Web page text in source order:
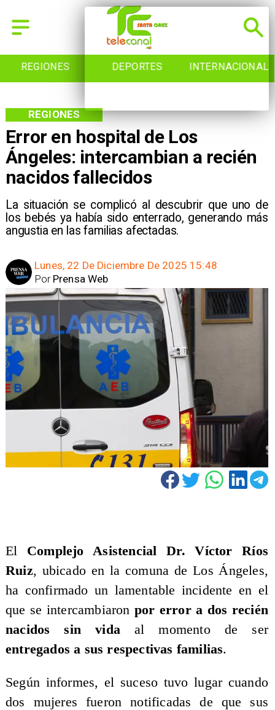
REGIONES DEPORTES INTERNACIONAL
Error en hospital de Los
Ángeles: intercambian a recién
nacidos fallecidos
La situación se complicó al descubrir que uno de
los bebés ya había sido enterrado, generando más
angustia en las familias afectadas.
REGIONES
Lunes, 22 De Diciembre De 2025 15:48
Prensa Web
Por
El Complejo Asistencial Dr. Víctor Ríos
Ruiz, ubicado en la comuna de Los Ángeles,
ha confirmado un lamentable incidente en el
que se intercambiaron por error a dos recién
nacidos sin vidaal momento de ser
entregados a sus respectivas familias.
Según informes, el suceso tuvo lugar cuando
dos mujeres fueron notificadas de que sus